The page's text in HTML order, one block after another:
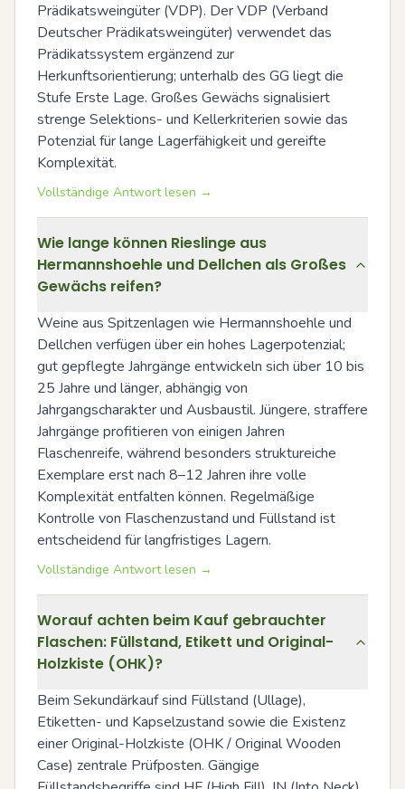
Prädikatsweingüter (VDP). Der VDP (Verband
Deutscher Prädikatsweingüter) verwendet das
Prädikatssystem ergänzend zur
Herkunftsorientierung; unterhalb des GG liegt die
Stufe Erste Lage. Großes Gewächs signalisiert
strenge Selektions- und Kellerkriterien sowie das
Potenzial für lange Lagerfähigkeit und gereifte
Komplexität.
Vollständige Antwort lesen →
Wie lange können Rieslinge aus
Hermannshoehle und Dellchen als Großes
Gewächs reifen?
Weine aus Spitzenlagen wie Hermannshoehle und
Dellchen verfügen über ein hohes Lagerpotenzial;
gut gepflegte Jahrgänge entwickeln sich über 10 bis
25 Jahre und länger, abhängig von
Jahrgangscharakter und Ausbaustil. Jüngere, straffere
Jahrgänge profitieren von einigen Jahren
Flaschenreife, während besonders struktureiche
Exemplare erst nach 8–12 Jahren ihre volle
Komplexität entfalten können. Regelmäßige
Kontrolle von Flaschenzustand und Füllstand ist
entscheidend für langfristiges Lagern.
Vollständige Antwort lesen →
Worauf achten beim Kauf gebrauchter
Flaschen: Füllstand, Etikett und Original-
Holzkiste (OHK)?
Beim Sekundärkauf sind Füllstand (Ullage),
Etiketten- und Kapselzustand sowie die Existenz
einer Original-Holzkiste (OHK / Original Wooden
Case) zentrale Prüfposten. Gängige